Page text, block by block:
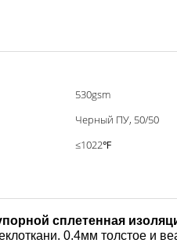
530gsm
Черный ПУ, 50/50
≤1022℉
сплетенная
0.4мм толстое и